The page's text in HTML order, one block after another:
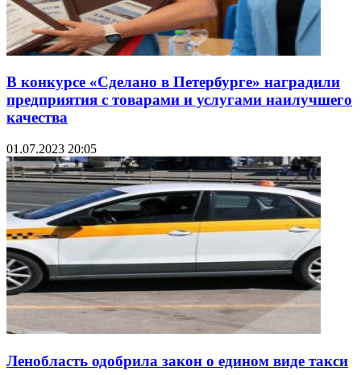
В конкурсе «Сделано в Петербурге» наградили
предприятия с товарами и услугами наилучшего
качества
01.07.2023 20:05
Ленобласть одобрила закон о едином виде такси